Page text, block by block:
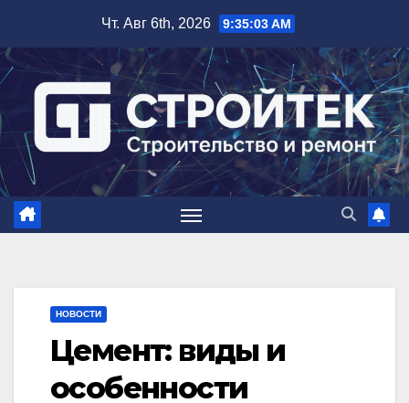
содержимому
Чт. Авг 6th, 2026 9:35:04 AM
НОВОСТИ
Цемент: виды и
особенности